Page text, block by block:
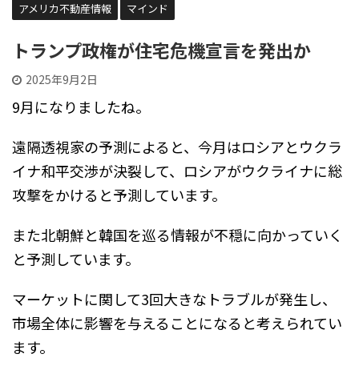
アメリカ不動産情報
マインド
トランプ政権が住宅危機宣言を発出か
2025年9月2日
9月になりましたね。
遠隔透視家の予測によると、今月はロシアとウクラ
イナ和平交渉が決裂して、ロシアがウクライナに総
攻撃をかけると予測しています。
また北朝鮮と韓国を巡る情報が不穏に向かっていく
と予測しています。
マーケットに関して3回大きなトラブルが発生し、
市場全体に影響を与えることになると考えられてい
ます。